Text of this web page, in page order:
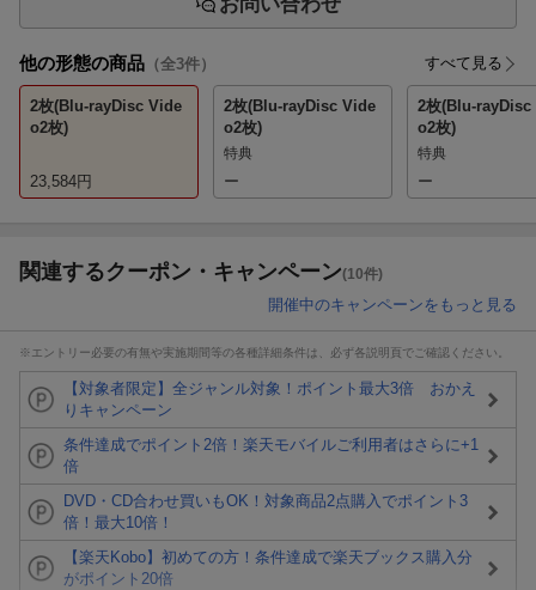
他の形態の商品 （全3件） すべて見る
2枚(Blu-rayDisc Vide
o2枚)
23,584円
2枚(Blu-rayDisc Vide
o2枚)
特典
ー
2枚(Blu-rayDisc
o2枚)
特典
ー
関連するクーポン・キャンペーン(10件)
開催中のキャンペーンをもっと見る
※エントリー必要の有無や実施期間等の各種詳細条件は、必ず各説明頁でご確認ください。
【対象者限定】全ジャンル対象！ポイント最大3倍 おかえ
りキャンペーン
条件達成でポイント2倍！楽天モバイルご利用者はさらに+1
倍
DVD・CD合わせ買いもOK！対象商品2点購入でポイント3
倍！最大10倍！
【楽天Kobo】初めての方！条件達成で楽天ブックス購入分
がポイント20倍